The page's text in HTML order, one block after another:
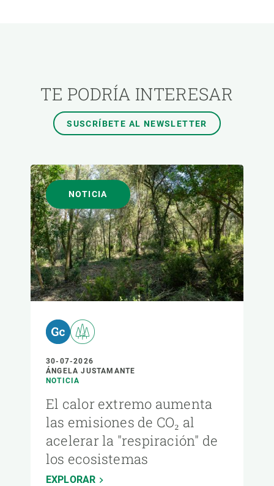
FORMATO
TE PODRÍA INTERESAR
SUSCRÍBETE AL NEWSLETTER
NOTICIA
30-07-2026
ÁNGELA JUSTAMANTE
NOTICIA
El calor extremo aumenta
las emisiones de CO₂ al
acelerar la "respiración" de
los ecosistemas
EXPLORAR